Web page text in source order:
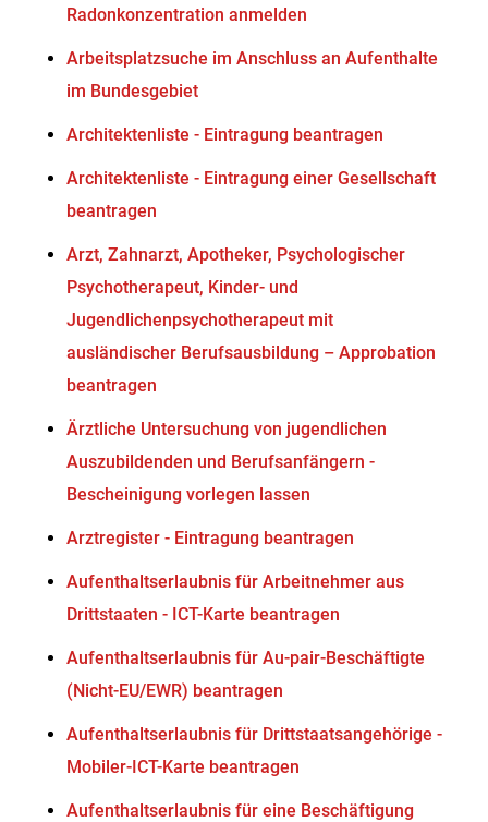
Radonkonzentration anmelden
Arbeitsplatzsuche im Anschluss an Aufenthalte
im Bundesgebiet
Architektenliste - Eintragung beantragen
Architektenliste - Eintragung einer Gesellschaft
beantragen
Arzt, Zahnarzt, Apotheker, Psychologischer
Psychotherapeut, Kinder- und
Jugendlichenpsychotherapeut mit
ausländischer Berufsausbildung – Approbation
beantragen
Ärztliche Untersuchung von jugendlichen
Auszubildenden und Berufsanfängern -
Bescheinigung vorlegen lassen
Arztregister - Eintragung beantragen
Aufenthaltserlaubnis für Arbeitnehmer aus
Drittstaaten - ICT-Karte beantragen
Aufenthaltserlaubnis für Au-pair-Beschäftigte
(Nicht-EU/EWR) beantragen
Aufenthaltserlaubnis für Drittstaatsangehörige -
Mobiler-ICT-Karte beantragen
Aufenthaltserlaubnis für eine Beschäftigung